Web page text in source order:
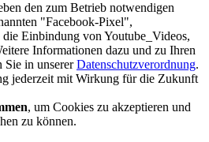
den zum Betrieb notwendigen
"Facebook-Pixel",
Einbindung von Youtube_Videos,
Informationen dazu und zu Ihren
Sie in unsererDatenschutzverordnung.
jederzeit mit Wirkung für die Zukunft
, um Cookies zu akzeptieren und
zu können.